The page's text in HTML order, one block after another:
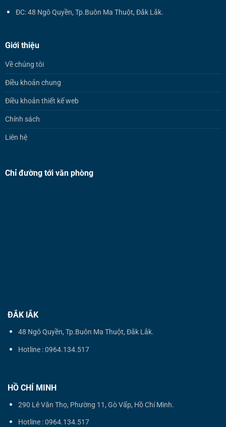
ĐC: 48 Ngô Quyền, Tp.Buôn Ma Thuột, Đắk Lắk.
Giới thiệu
Về chúng tôi
Điều khoản chung
Điều khoản thiết kế web
Chính sách
Liên hệ
Chỉ đường tới văn phòng
ĐẮK lẮK
48 Ngô Quyền, Tp.Buôn Ma Thuột, Đắk Lắk.
Hotline : 0964.134.517
HỒ CHÍ MINH
290 Lê Văn Thọ, Phường 11, Gò Vấp, Hồ Chí Minh.
Hotline : 0964.134.517